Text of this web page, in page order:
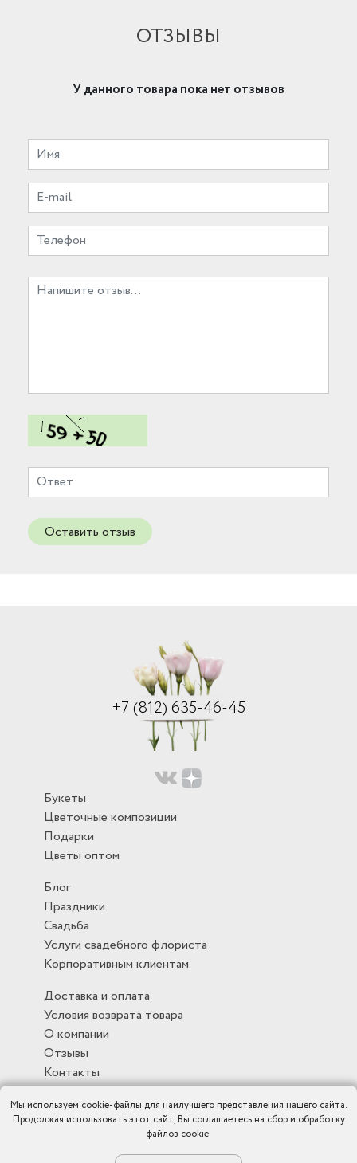
ОТЗЫВЫ
У данного товара пока нет отзывов
Оставить отзыв
+7 (812) 635-46-45
Букеты
Цветочные композиции
Подарки
Цветы оптом
Блог
Праздники
Свадьба
Услуги свадебного флориста
Корпоративным клиентам
Доставка и оплата
Условия возврата товара
О компании
Отзывы
Контакты
Политика конфиденциальности|Публичная оферта
Мы используем cookie-файлы для наилучшего представления нашего сайта.
Продолжая использовать этот сайт, Вы соглашаетесь на сбор и обработку
файлов cookie.